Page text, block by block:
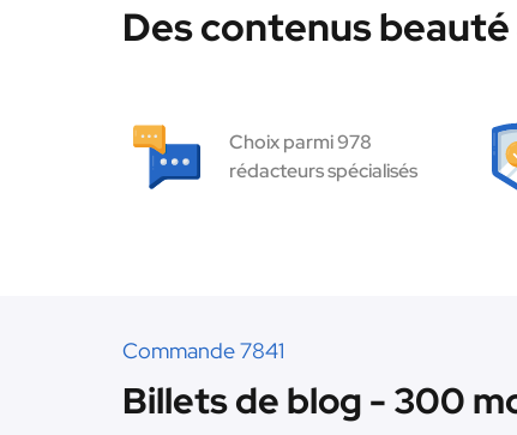
Des contenus
Choix parmi 978
rédacteurs spécialisés
Commande 7841
Billets de blog - 300